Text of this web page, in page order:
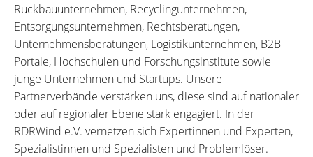
Rückbauunternehmen, Recyclingunternehmen,
Entsorgungsunternehmen, Rechtsberatungen,
Unternehmensberatungen, Logistikunternehmen, B2B-
Portale, Hochschulen und Forschungsinstitute sowie
junge Unternehmen und Startups. Unsere
Partnerverbände verstärken uns, diese sind auf nationaler
oder auf regionaler Ebene stark engagiert. In der
RDRWind e.V. vernetzen sich Expertinnen und Experten,
Spezialistinnen und Spezialisten und Problemlöser.